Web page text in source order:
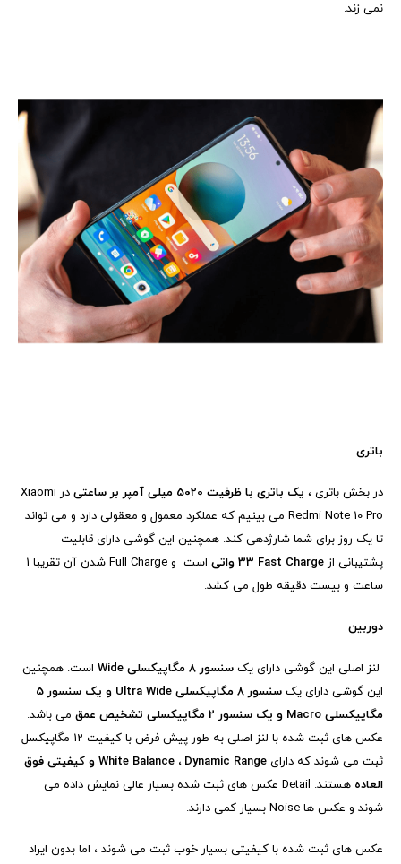
نمی زند.
باتری
در بخش باتری ، یک باتری با ظرفیت 5020 میلی آمپر بر ساعتی در Xiaomi
Redmi Note 10 Pro می بینیم که عملکرد معمول و معقولی دارد و می تواند
تا یک روز برای شما شارژدهی کند. همچنین این گوشی دارای قابلیت
پشتیبانی از Fast Charge است و Full Charge
شدن آن تقریبا 1
ساعت و بیست دقیقه طول می کشد.
دوربین
لنز اصلی این گوشی دارای یک سنسور 8 مگاپیکسلی Wide است. همچنین
این گوشی دارای یک سنسور 8 مگاپیکسلی Ultra Wide
و یک سنسور 5
مگاپیکسلی Macro و یک سنسور 2 مگاپیکسلی تشخیص عمق
می باشد.
عکس های ثبت شده با لنز اصلی به طور پیش فرض با کیفیت 12 مگاپیکسل
ثبت می شوند که دارای Dynamic Range ، White Balance و کیفیتی فوق
العاده هستند. Detail عکس های ثبت شده بسیار عالی نمایش داده می
شوند و عکس ها Noise بسیار کمی دارند.
عکس های ثبت شده با کیفیتی بسیار خوب ثبت می شوند ، اما بدون ایراد